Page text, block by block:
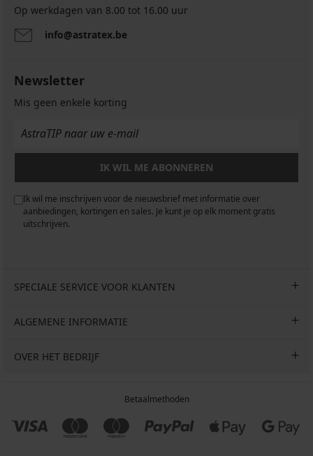
Op werkdagen van 8.00 tot 16.00 uur
info@astratex.be
Newsletter
Mis geen enkele korting
IK WIL ME ABONNEREN
Ik wil me inschrijven voor de nieuwsbrief met informatie over
aanbiedingen, kortingen en sales. Je kunt je op elk moment gratis
uitschrijven.
SPECIALE SERVICE VOOR KLANTEN
ALGEMENE INFORMATIE
OVER HET BEDRIJF
Betaalmethoden